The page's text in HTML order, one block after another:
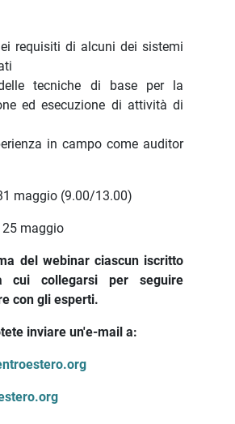
requisiti di alcuni dei sistemi
tecniche di base per la
ed esecuzione di attività di
in campo come auditor
maggio (9.00/13.00)
25 maggio
del webinar ciascun iscritto
collegarsi per seguire
con gli esperti.
inviare un'e-mail a: